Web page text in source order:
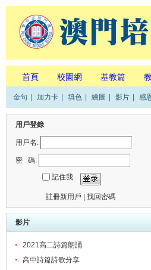
首頁 校園網 基教篇
金句 加力卡 填色 繪圖 影片 感
用戶登錄
用戶名:
密 碼:
記住我
註冊新用戶 找回密碼
影片
2021高二詩篇朗誦
高中詩篇詩歌分享